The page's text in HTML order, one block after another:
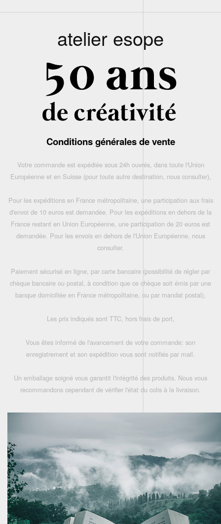
atelier esope
Conditions générales de vente
Votre commande est expédiée sous 24h ouvrés, dans toute l'Union
Européenne et en Suisse (pour toute autre destination, nous consulter),
Pour les expéditions en France métropolitaine, une participation aux frais
d'envoi de 10 euros est demandée. Pour les expéditions en dehors de la
France restant en Union Européenne, une participation de 20 euros est
demandée. Pour les envois en dehors de l'Union Européenne, nous
consulter.
Paiement sécurisé en ligne, par carte bancaire (possibilité de régler par
chèque bancaire ou postal, à condition que ce chèque soit émis par une
banque domiciliée en France métropolitaine, ou par mandat postal),
Les prix indiqués sont TTC, hors frais de port,
Vous êtes informé de l'avancement de votre commande: son
enregistrement et son expédition vous sont notifiés par mail.
Un emballage soigné vous garantit l'intégrité des produits. Nous vous
recommandons cependant de vérifier l'état du colis à la livraison.